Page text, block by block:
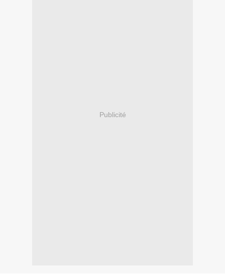
Publicité